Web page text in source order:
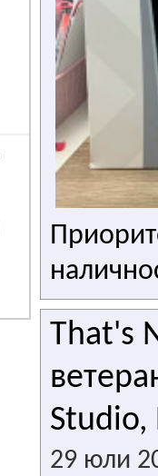
That's
Studio,
29 юли